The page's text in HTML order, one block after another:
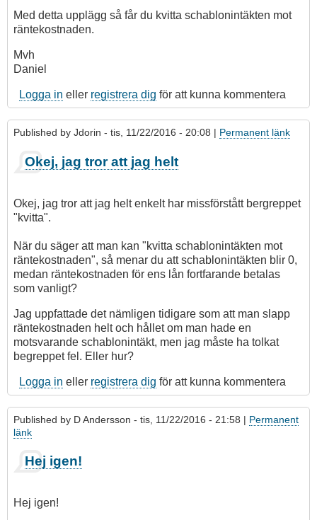
Med detta upplägg så får du kvitta schablonintäkten mot
räntekostnaden.
Mvh
Daniel
Logga in eller registrera dig för att kunna kommentera
Published by Jdorin - tis, 11/22/2016 - 20:08 | Permanent länk
Okej, jag tror att jag helt
Okej, jag tror att jag helt enkelt har missförstått bergreppet
"kvitta".
När du säger att man kan "kvitta schablonintäkten mot
räntekostnaden", så menar du att schablonintäkten blir 0,
medan räntekostnaden för ens lån fortfarande betalas
som vanligt?
Jag uppfattade det nämligen tidigare som att man slapp
räntekostnaden helt och hållet om man hade en
motsvarande schablonintäkt, men jag måste ha tolkat
begreppet fel. Eller hur?
Logga in eller registrera dig för att kunna kommentera
Published by D Andersson - tis, 11/22/2016 - 21:58 | Permanent
länk
Hej igen!
Hej igen!